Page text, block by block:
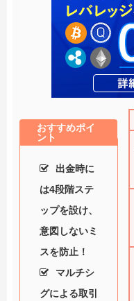
おすすめポイ
ント
出金時に
は4段階ステ
ップを設け、
意図しないミ
スを防止！
マルチシ
グによる取引